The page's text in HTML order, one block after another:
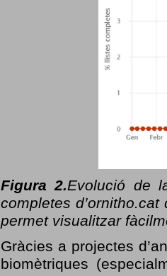
Figura 2.Evolució de
completes
permet visualitzar
Gràcies a projectes
biomètriques